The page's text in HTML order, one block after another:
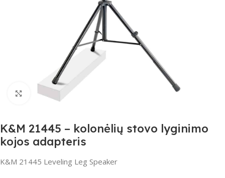
Spustelėkite, jei norite padidinti
K&M 21445 – kolonėlių stovo lyginimo
kojos adapteris
K&M 21445 Leveling Leg Speaker